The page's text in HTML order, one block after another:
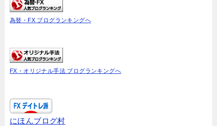
為替・FX ブログランキングへ
FX・オリジナル手法 ブログランキングへ
にほんブログ村